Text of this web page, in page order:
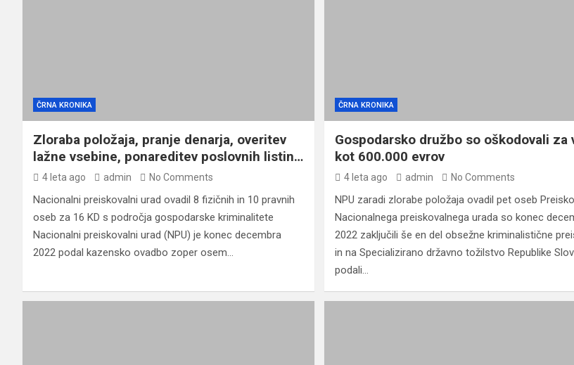
ČRNA KRONIKA
Zloraba položaja, pranje denarja, overitev
lažne vsebine, ponareditev poslovnih listin…
4 leta ago admin No Comments
Nacionalni preiskovalni urad ovadil 8 fizičnih in 10 pravnih
oseb za 16 KD s področja gospodarske kriminalitete
Nacionalni preiskovalni urad (NPU) je konec decembra
2022 podal kazensko ovadbo zoper osem…
ČRNA KRONIKA
Gospodarsko družbo so oškodovali za
kot 600.000 evrov
4 leta ago admin No Comments
NPU zaradi zlorabe položaja ovadil pet oseb
Nacionalnega preiskovalnega urada so konec
2022 zaključili še en del obsežne kriminalistične
in na Specializirano državno tožilstvo Republike
podali…